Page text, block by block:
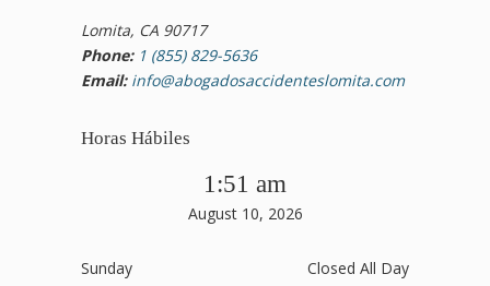
Lomita, CA 90717
Phone: 1 (855) 829-5636
Email: info@abogadosaccidenteslomita.com
Horas Hábiles
1:51 am
August 10, 2026
Sunday
Closed All Day